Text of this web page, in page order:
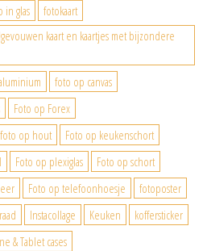
in glas
fotokaart
kaart en kaartjes met bijzondere
foto op canvas
Foto op Forex
foto op hout
Foto op keukenschort
Foto op plexiglas
Foto op schort
Foto op telefoonhoesje
fotoposter
Instacollage Keuken
koffersticker
& Tablet cases